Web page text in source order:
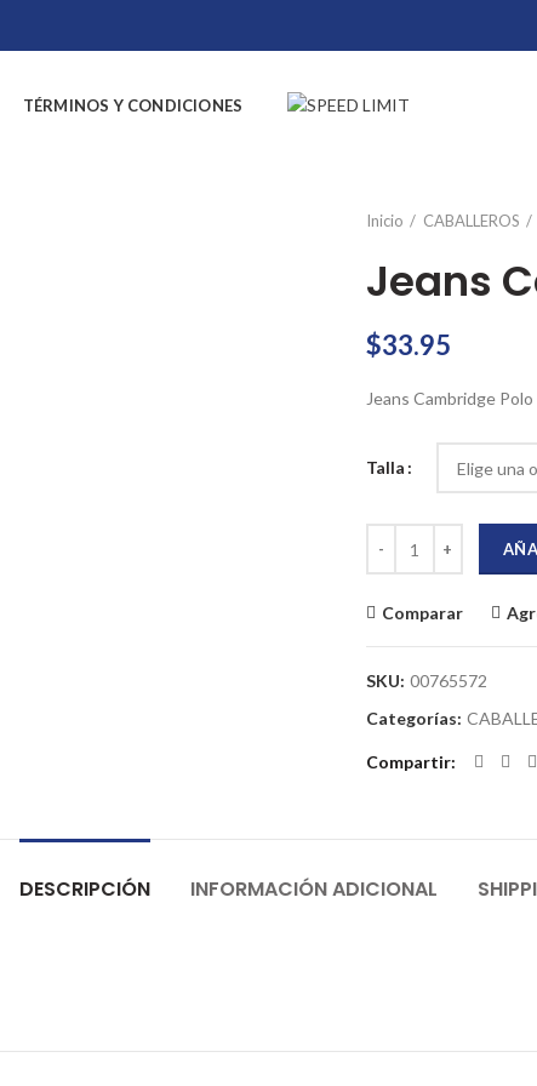
TÉRMINOS Y CONDICIONES
Inicio
CABALLEROS
Jeans
$33.95
Jeans Cambridge
Talla
Comparar
SKU: 00765572
Categorías:
Compartir
DESCRIPCIÓN INFORMACIÓN ADICIONAL